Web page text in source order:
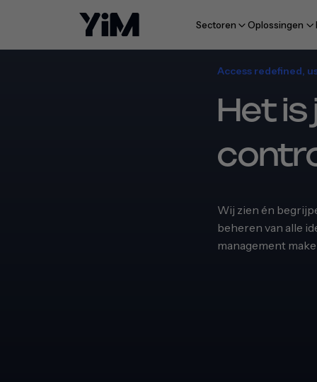
Sectoren Oplossingen
Access redefined,
Het
Wij zien én
beheren van alle
management